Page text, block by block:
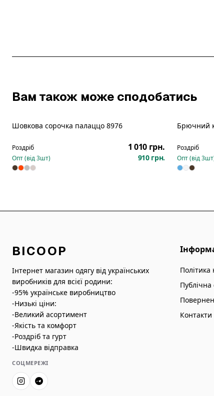
Вам також може сподобатись
Шовкова сорочка палаццо 8976
Роздріб 1 010 грн.
Опт (від3шт) 910 грн.
Брючний
Роздріб
Опт (від3
BICOOP
Інтернет магазин одягу від українських
виробників для всієї родини:
-95% українське виробництво
-Низькі ціни:
-Великий асортимент
-Якість та комфорт
-Роздріб та гурт
-Швидка відправка
СОЦМЕРЕЖІ
Політика
Контакти